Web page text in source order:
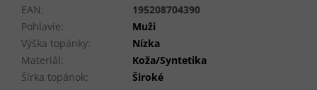
EAN:
195208704390
Pohlavie:
Muži
Výška topánky:
Nízka
Materiál:
Koža/Syntetika
Šírka topánok:
Široké